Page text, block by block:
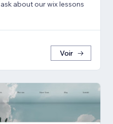
about our wix lessons
Voir